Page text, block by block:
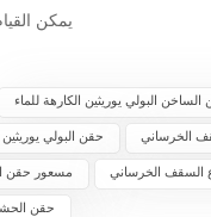
يمكن
الساخن البولي يوريثين الكارهة للماء
حقن البولي الخرساني
مسعور حقن السقف الخرساني
حقن